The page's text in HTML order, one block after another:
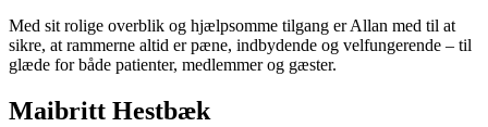
Med sit rolige overblik og hjælpsomme tilgang er Allan med til at
sikre, at rammerne altid er pæne, indbydende og velfungerende – til
glæde for både patienter, medlemmer og gæster.
Maibritt Hestbæk